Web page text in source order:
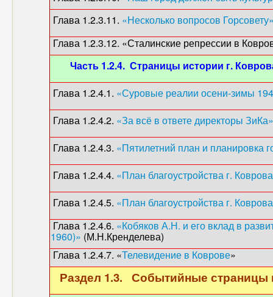
Глава 1.2.3.11. «Несколько вопросов
Глава 1.2.3.12. «Сталинские репрессии в
Часть 1.2.4. Страницы истории г.
Глава 1.2.4.1. «Суровые реалии осени-зимы
Глава 1.2.4.2. «За всё в ответе директоры ЗиКа»
Глава 1.2.4.3. «Пятилетний план и планировка
Глава 1.2.4.4. «План благоустройства г.
Глава 1.2.4.5. «План благоустройства г.
Глава 1.2.4.6. «Кобяков А.Н. и его вклад в
1960)» (М.Н.Кренделева)
Глава 1.2.4.7. «Телевидение в Коврове»
Раздел 1.3. Событийные страницы